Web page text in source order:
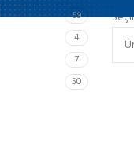
59
4
7
50